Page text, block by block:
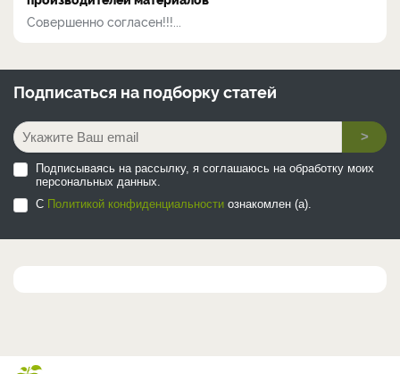
Совершенно согласен!!!...
Подписаться на подборку статей
>
Подписываясь на рассылку, я соглашаюсь на обработку моих
персональных данных.
С Политикой конфиденциальности ознакомлен (а).